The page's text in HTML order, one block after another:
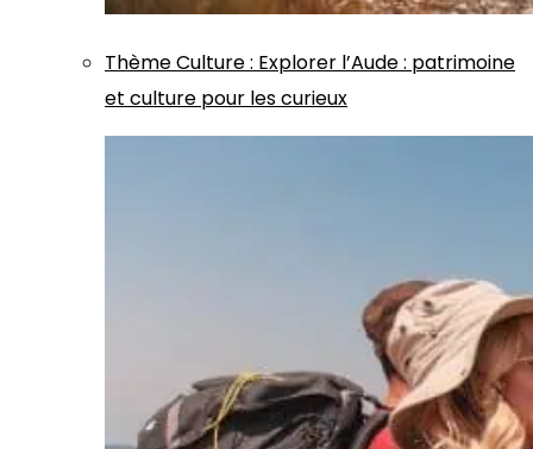
ThèmeCulture: Explorer l’Aude : patrimoine
et culture pour les curieux